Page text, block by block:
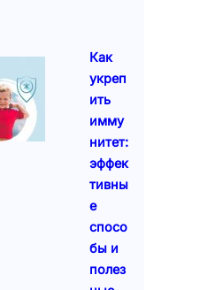
Как
укреп
ить
имму
нитет:
эффек
тивны
е
спосо
бы и
полез